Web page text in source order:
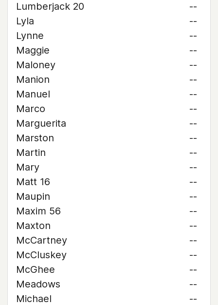
Lumberjack 20
--
Lyla
--
Lynne
--
Maggie
--
Maloney
--
Manion
--
Manuel
--
Marco
--
Marguerita
--
Marston
--
Martin
--
Mary
--
Matt 16
--
Maupin
--
Maxim 56
--
Maxton
--
McCartney
--
McCluskey
--
McGhee
--
Meadows
--
Michael
--